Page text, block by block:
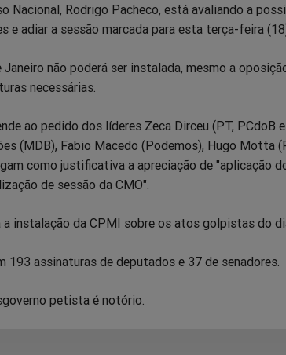
no
no
Nacional, Rodrigo Pacheco, está avaliando a
e adiar a sessão marcada para esta terça-feira
não poderá ser instalada, mesmo a
necessárias.
ao pedido dos líderes Zeca Dirceu (PT, PCdoB
(MDB), Fabio Macedo (Podemos), Hugo Motta
como justificativa a apreciação de "aplicação
de sessão da CMO".
a instalação da CPMI sobre os atos golpistas do
193 assinaturas de deputados e 37 de senadores.
petista é notório.